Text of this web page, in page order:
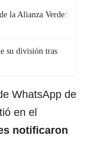
la Alianza Verde:
su división tras
WhatsApp de
en el
notificaron